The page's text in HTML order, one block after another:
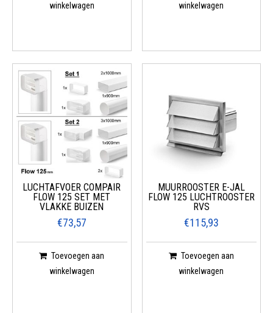
winkelwagen
winkelwagen
LUCHTAFVOER COMPAIR
FLOW 125 SET MET
VLAKKE BUIZEN
€73,57
Toevoegen aan
winkelwagen
MUURROOSTER E-JAL
FLOW 125 LUCHTROOSTER
RVS
€115,93
Toevoegen aan
winkelwagen